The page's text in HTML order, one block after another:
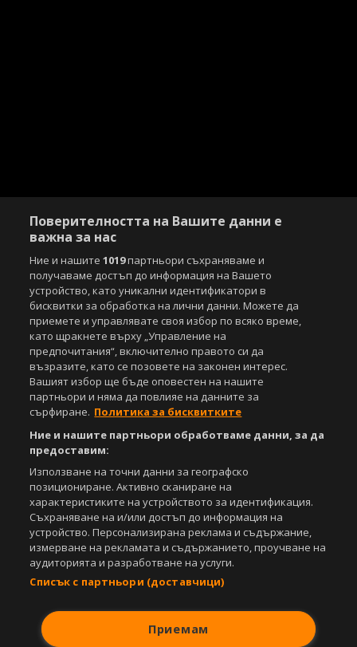
Copyright © 2007-2026 Агенция Спортал. Всички права запазени.
Този уебсайт е собственост на
Sportal Media Group
Екип За рекламa
Общи условия
Етични правила на НСС
Лични данни
Управление на предпочитания
Съдържанието на този уеб сайт и технологиите, използвани в него, са
Всички статии, репортажи, интервюта и други текстови, графични и
видео материали, публикувани в сайта, са собственост на Агенция
Спортал, освен ако изрично е посочено друго. Допуска се
публикуване на текстови материали само след писмено съгласие на
Агенция Спортал, посочване на източника и добавяне на линк към
www.sportal.bg. Използването на графични и видео материали,
публикувани в сайта, е строго забранено. Нарушителите ще бъдат
санкционирани с цялата строгост на закона.
СвалиБЕЗПЛАТНОТО приложение за:
Powered by:
Поверителността на Вашите данни е
важна за нас
Ние и нашите1019партньори съхраняваме и
получаваме достъп до информация на Вашето
устройство, като уникални идентификатори в
бисквитки за обработка на лични данни. Можете да
приемете и управлявате своя избор по всяко време,
като щракнете върху „Управление на
предпочитания“, включително правото си да
възразите, като се позовете на законен интерес.
Вашият избор ще бъде оповестен на нашите
партньори и няма да повлияе на данните за
сърфиране. Политика за бисквитките
Ние и нашите партньори обработваме данни, за да
предоставим:
Използване на точни данни за географско
позициониране. Активно сканиране на
характеристиките на устройството за идентификация.
Съхраняване на и/или достъп до информация на
устройство. Персонализирана реклама и съдържание,
измерване на рекламата и съдържанието, проучване на
аудиторията и разработване на услуги.
Списък с партньори (доставчици)
Приемам